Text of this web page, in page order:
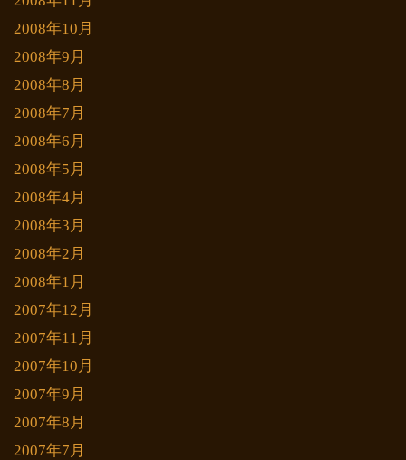
2008年10月
2008年9月
2008年8月
2008年7月
2008年6月
2008年5月
2008年4月
2008年3月
2008年2月
2008年1月
2007年12月
2007年11月
2007年10月
2007年9月
2007年8月
2007年7月